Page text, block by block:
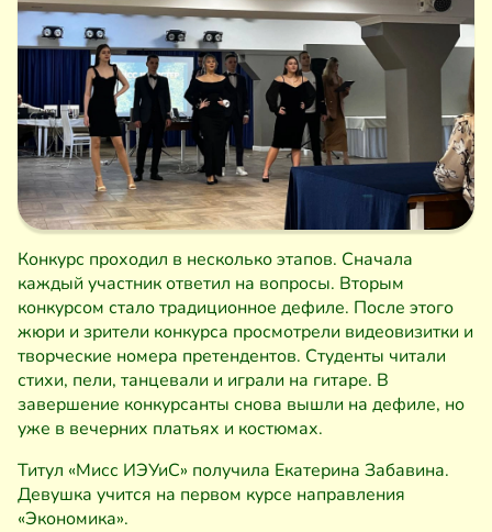
Конкурс проходил в несколько этапов. Сначала
каждый участник ответил на вопросы. Вторым
конкурсом стало традиционное дефиле. После этого
жюри и зрители конкурса просмотрели видеовизитки и
творческие номера претендентов. Студенты читали
стихи, пели, танцевали и играли на гитаре. В
завершение конкурсанты снова вышли на дефиле, но
уже в вечерних платьях и костюмах.
Титул «Мисс ИЭУиС» получила Екатерина Забавина.
Девушка учится на первом курсе направления
«Экономика».